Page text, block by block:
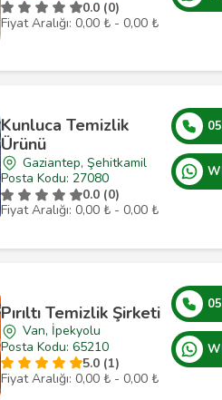
0.0 (0)
Fiyat Aralığı: 0,00 ₺ - 0,00 ₺
Kunluca Temizlik
Ürünü
Gaziantep, Şehitkamil
Posta Kodu: 27080
0.0 (0)
Fiyat Aralığı: 0,00 ₺ - 0,00 ₺
Pırıltı Temizlik Şirketi
Van, İpekyolu
Posta Kodu: 65210
5.0 (1)
Fiyat Aralığı: 0,00 ₺ - 0,00 ₺